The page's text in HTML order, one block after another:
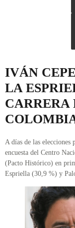
IVÁN
LA
CARRERA
A días de las elecciones
encuesta del Centro
(Pacto Histórico) en
Espriella (30,9 %) y